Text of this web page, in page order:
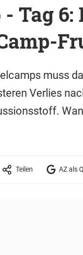
Tag
muss
Verlies
Teilen AZ als